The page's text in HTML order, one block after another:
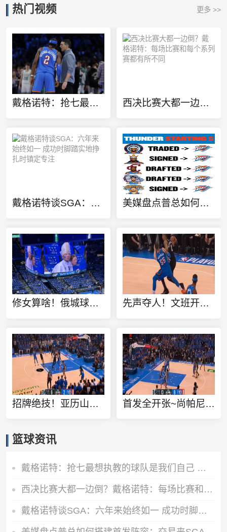
热门视频 更多 >>
戴格诺特：抢七最想执教的球队是我们自己 最希望拥有的球员是SGA 西决比赛大都一边倒？戴格诺特：每场比赛和每个系列赛都有所不同
戴格诺特谈SGA：六年来始终如一 成功时脚踏实地挣扎时镇定专注 美媒盘点普总如何搭建首发阵容：交易来SGA 自由签约&选秀各两人
修女算啥！俄城球迷直接变装成教皇 现场支持雷霆队 先声夺人！文班开场持球强攻 对抗防守中投打板命中
招牌绝技！亚历山大罚球线面对瓦塞尔命中后仰跳投 首发全开张~尚帕尼追身三分轰进 卡斯尔神兵天降补扣18-8打停雷霆
篮球资讯
戴格诺特：抢七最想执教的球队是我们自己 最希望拥有的球员是SGA
西决比赛大都一边倒？戴格诺特：每场比赛和每个系列赛都有所不同
戴格诺特谈SGA：六年来始终如一 成功时脚踏实地挣扎时镇定专注